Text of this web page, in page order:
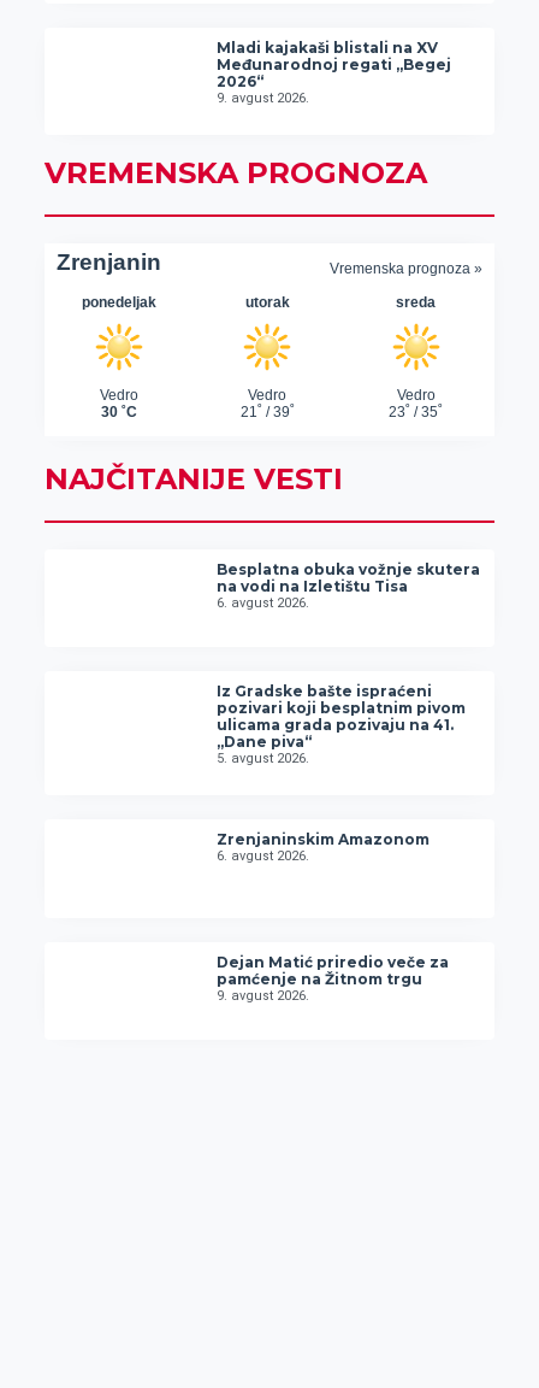
Mladi kajakaši blistali na XV
Međunarodnoj regati „Begej
2026“
9. avgust 2026.
VREMENSKA PROGNOZA
NAJČITANIJE VESTI
Besplatna obuka vožnje skutera
na vodi na Izletištu Tisa
6. avgust 2026.
Iz Gradske bašte ispraćeni
pozivari koji besplatnim pivom
ulicama grada pozivaju na 41.
„Dane piva“
5. avgust 2026.
Zrenjaninskim Amazonom
6. avgust 2026.
Dejan Matić priredio veče za
pamćenje na Žitnom trgu
9. avgust 2026.